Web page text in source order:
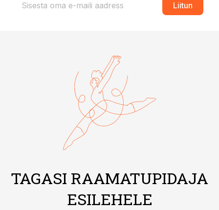
Liitun
TAGASI RAAMATUPIDAJA
ESILEHELE